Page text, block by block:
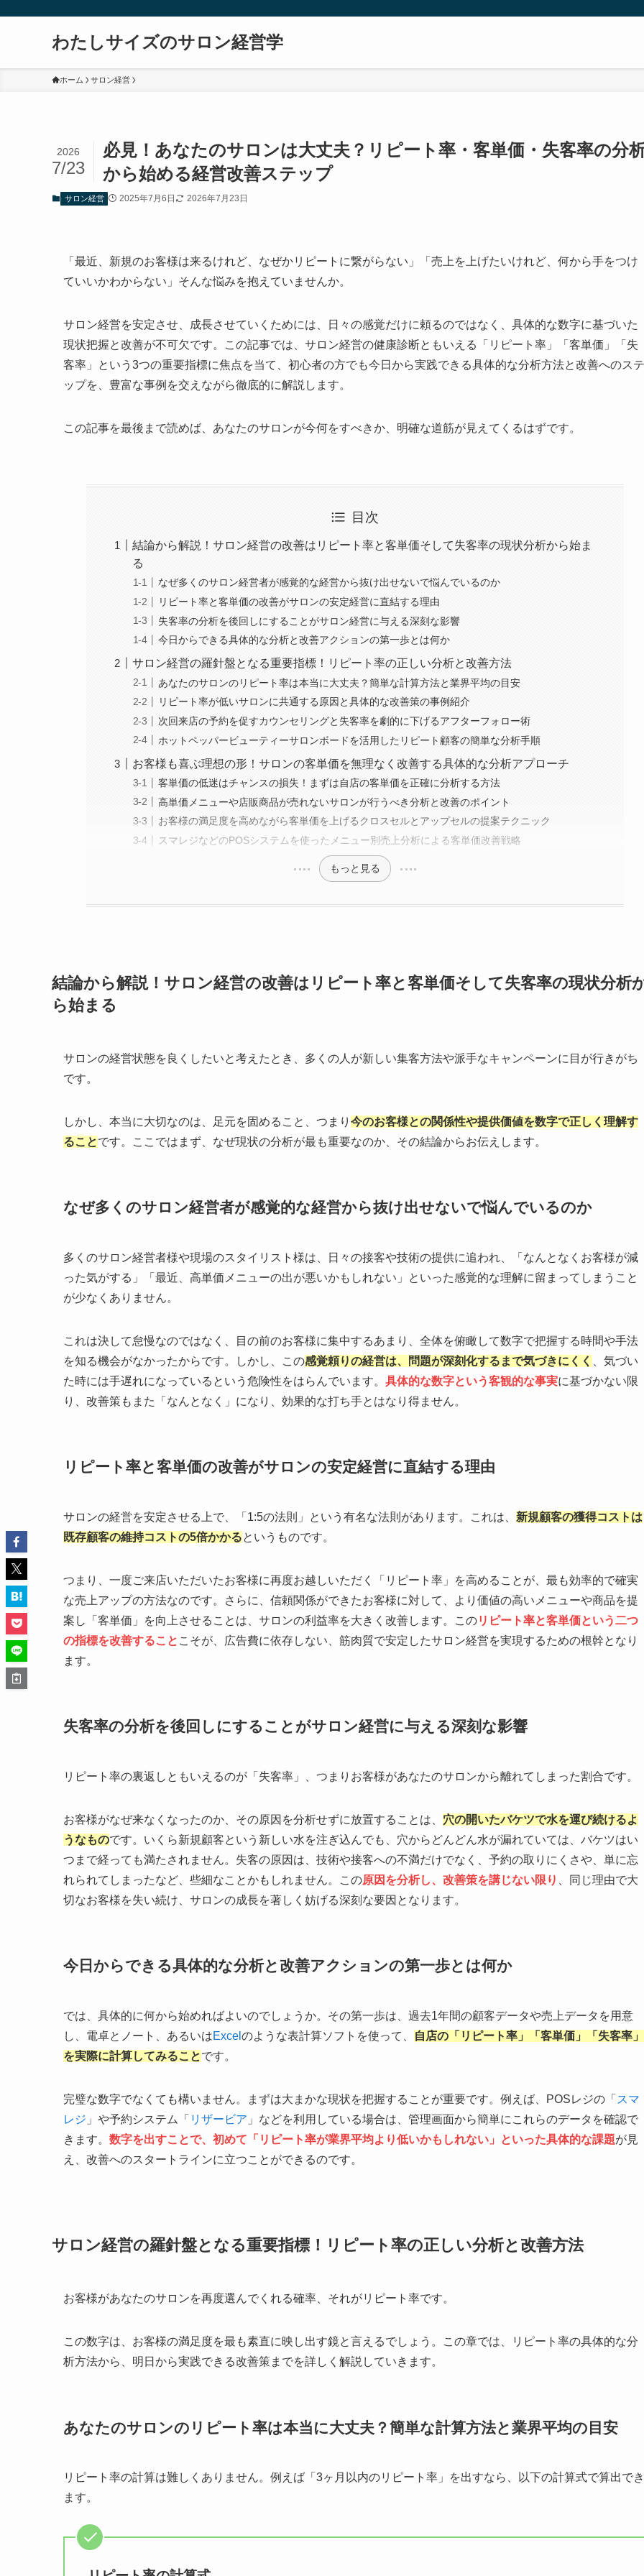
わたしサイズのサロン経営学
ホーム サロン経営
必見！あなたのサロンは大丈夫？リピート率・客単価・失客率の分
から始める経営改善ステップ
2026
7/23
サロン経営 2025年7月6日 2026年7月23日
「最近、新規のお客様は来るけれど、なぜかリピートに繋がらない」「売上を上げたいけれど、何から手をつけ
ていいかわからない」そんな悩みを抱えていませんか。
サロン経営を安定させ、成長させていくためには、日々の感覚だけに頼るのではなく、具体的な数字に基づいた
現状把握と改善が不可欠です。この記事では、サロン経営の健康診断ともいえる「リピート率」「客単価」「失
客率」という3つの重要指標に焦点を当て、初心者の方でも今日から実践できる具体的な分析方法と改善へのステ
ップを、豊富な事例を交えながら徹底的に解説します。
この記事を最後まで読めば、あなたのサロンが今何をすべきか、明確な道筋が見えてくるはずです。
目次
結論から解説！サロン経営の改善はリピート率と客単価そして失客率の現状分析から始ま
る
なぜ多くのサロン経営者が感覚的な経営から抜け出せないで悩んでいるのか
リピート率と客単価の改善がサロンの安定経営に直結する理由
失客率の分析を後回しにすることがサロン経営に与える深刻な影響
今日からできる具体的な分析と改善アクションの第一歩とは何か
サロン経営の羅針盤となる重要指標！リピート率の正しい分析と改善方法
あなたのサロンのリピート率は本当に大丈夫？簡単な計算方法と業界平均の目安
リピート率が低いサロンに共通する原因と具体的な改善策の事例紹介
次回来店の予約を促すカウンセリングと失客率を劇的に下げるアフターフォロー術
ホットペッパービューティーサロンボードを活用したリピート顧客の簡単な分析手順
お客様も喜ぶ理想の形！サロンの客単価を無理なく改善する具体的な分析アプローチ
客単価の低迷はチャンスの損失！まずは自店の客単価を正確に分析する方法
高単価メニューや店販商品が売れないサロンが行うべき分析と改善のポイント
お客様の満足度を高めながら客単価を上げるクロスセルとアップセルの提案テクニック
スマレジなどのPOSシステムを使ったメニュー別売上分析による客単価改善戦略
もっと見る
結論から解説！サロン経営の改善はリピート率と客単価そして失客率の現状分析
ら始まる
サロンの経営状態を良くしたいと考えたとき、多くの人が新しい集客方法や派手なキャンペーンに目が行きがち
です。
しかし、本当に大切なのは、足元を固めること、つまり 今のお客様との関係性や提供価値を数字で正しく理解す
ることです。ここではまず、なぜ現状の分析が最も重要なのか、その結論からお伝えします。
なぜ多くのサロン経営者が感覚的な経営から抜け出せないで悩んでいるのか
多くのサロン経営者様や現場のスタイリスト様は、日々の接客や技術の提供に追われ、「なんとなくお客様が減
った気がする」「最近、高単価メニューの出が悪いかもしれない」といった感覚的な理解に留まってしまうこと
が少なくありません。
これは決して怠慢なのではなく、目の前のお客様に集中するあまり、全体を俯瞰して数字で把握する時間や手法
を知る機会がなかったからです。しかし、この感覚頼りの経営は、問題が深刻化するまで気づきにくく
、気づい
た時には手遅れになっているという危険性をはらんでいます。 具体的な数字という客観的な事実に基づかない限
り、改善策もまた「なんとなく」になり、効果的な打ち手とはなり得ません。
リピート率と客単価の改善がサロンの安定経営に直結する理由
サロンの経営を安定させる上で、「1:5の法則」という有名な法則があります。これは、 新規顧客の獲得コストは
既存顧客の維持コストの5倍かかるというものです。
つまり、一度ご来店いただいたお客様に再度お越しいただく「リピート率」を高めることが、最も効率的で確実
な売上アップの方法なのです。さらに、信頼関係ができたお客様に対して、より価値の高いメニューや商品を提
案し「客単価」を向上させることは、サロンの利益率を大きく改善します。このリピート率と客単価という二つ
の指標を改善すること こそが、広告費に依存しない、筋肉質で安定したサロン経営を実現するための根幹となり
ます。
失客率の分析を後回しにすることがサロン経営に与える深刻な影響
リピート率の裏返しともいえるのが「失客率」、つまりお客様があなたのサロンから離れてしまった割合です。
お客様がなぜ来なくなったのか、その原因を分析せずに放置することは、 穴の開いたバケツで水を運び続けるよ
うなものです。いくら新規顧客という新しい水を注ぎ込んでも、穴からどんどん水が漏れていては、バケツはい
つまで経っても満たされません。失客の原因は、技術や接客への不満だけでなく、予約の取りにくさや、単に忘
れられてしまったなど、些細なことかもしれません。この原因を分析し、改善策を講じない限り
、同じ理由で大
切なお客様を失い続け、サロンの成長を著しく妨げる深刻な要因となります。
今日からできる具体的な分析と改善アクションの第一歩とは何か
では、具体的に何から始めればよいのでしょうか。その第一歩は、過去1年間の顧客データや売上データを用意
し、電卓とノート、あるいはExcel のような表計算ソフトを使って、
自店の「リピート率」「客単価」「失客率」
を実際に計算してみることです。
完璧な数字でなくても構いません。まずは大まかな現状を把握することが重要です。例えば、POSレジの「 スマ
レジ 」や予約システム「 リザービア 」などを利用している場合は、管理画面から簡単にこれらのデータを確認で
きます。 数字を出すことで、初めて「リピート率が業界平均より低いかもしれない」といった具体的な課題が見
え、改善へのスタートラインに立つことができるのです。
サロン経営の羅針盤となる重要指標！リピート率の正しい分析と改善方法
お客様があなたのサロンを再度選んでくれる確率、それがリピート率です。
この数字は、お客様の満足度を最も素直に映し出す鏡と言えるでしょう。この章では、リピート率の具体的な分
析方法から、明日から実践できる改善策までを詳しく解説していきます。
あなたのサロンのリピート率は本当に大丈夫？簡単な計算方法と業界平均の目安
リピート率の計算は難しくありません。例えば「3ヶ月以内のリピート率」を出すなら、以下の計算式で算出でき
ます。